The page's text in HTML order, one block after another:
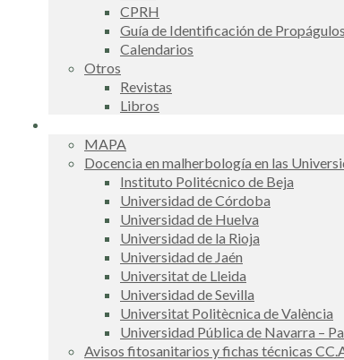
CPRH
Guía de Identificación de
Calendarios
Otros
Revistas
Libros
MAPA
Docencia en malherbología en las
Instituto Politécnico de Beja
Universidad de Córdoba
Universidad de Huelva
Universidad de la Rioja
Universidad de Jaén
Universitat de Lleida
Universidad de Sevilla
Universitat Politècnica de València
Universidad Pública de Navarra –
Avisos fitosanitarios y fichas técnicas